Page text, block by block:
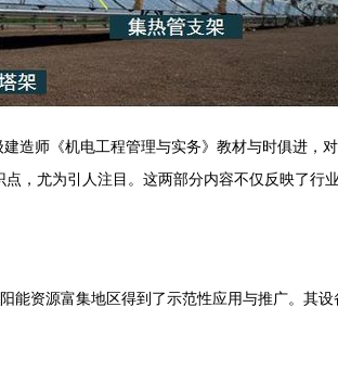
造师《机电工程管理与实务》教材与时俱进，
，尤为引人注目。这两部分内容不仅反映了
资源富集地区得到了示范性应用与推广。其